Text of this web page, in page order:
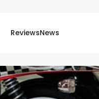
ReviewsNews